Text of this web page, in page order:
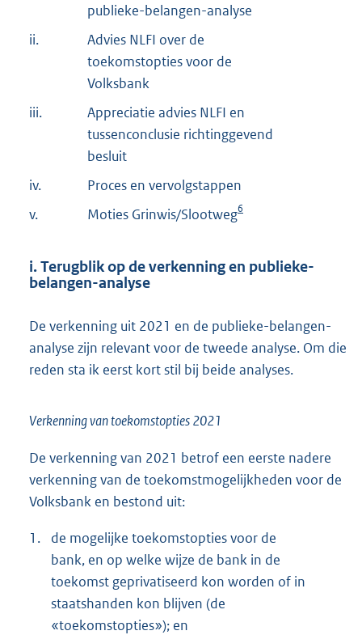
publieke-belangen-analyse
ii.
Advies NLFI over de
toekomstopties voor de
Volksbank
iii.
Appreciatie advies NLFI en
tussenconclusie richtinggevend
besluit
iv.
Proces en vervolgstappen
v.
Moties Grinwis/Slootweg6
i. Terugblik op de verkenning en publieke-
belangen-analyse
De verkenning uit 2021 en de publieke-belangen-
analyse zijn relevant voor de tweede analyse. Om die
reden sta ik eerst kort stil bij beide analyses.
Verkenning van toekomstopties 2021
De verkenning van 2021 betrof een eerste nadere
verkenning van de toekomstmogelijkheden voor de
Volksbank en bestond uit:
1.
de mogelijke toekomstopties voor de
bank, en op welke wijze de bank in de
toekomst geprivatiseerd kon worden of in
staatshanden kon blijven (de
«toekomstopties»); en